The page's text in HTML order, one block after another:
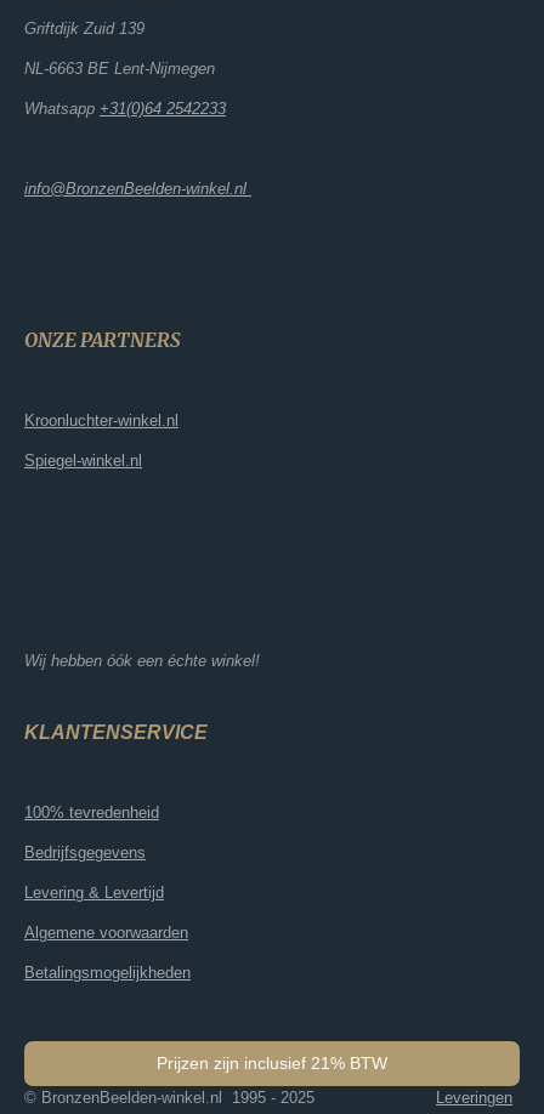
Griftdijk Zuid 139
NL-6663 BE Lent-Nijmegen
Whatsapp +31(0)64 2542233
info@BronzenBeelden-winkel.nl
ONZE PARTNERS
Kroonluchter-winkel.nl
Spiegel-winkel.nl
Wij hebben óók een échte winkel!
KLANTENSERVICE
100% tevredenheid
Bedrijfsgegevens
Levering & Levertijd
Algemene voorwaarden
Betalingsmogelijkheden
Prijzen zijn inclusief 21% BTW
© BronzenBeelden-winkel.nl 1995 - 2025
Leveringen